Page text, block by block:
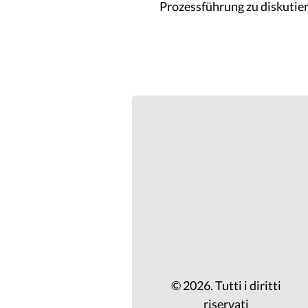
Prozessführung zu
© 2026. Tutti i diritti
riservati